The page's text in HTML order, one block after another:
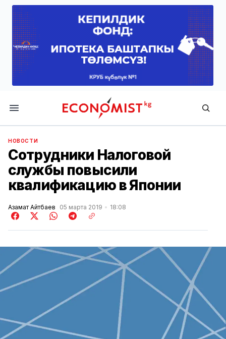
Economist.kg
НОВОСТИ
Сотрудники Налоговой
службы повысили
квалификацию в Японии
Азамат Айтбаев 05 марта 2019 18:08